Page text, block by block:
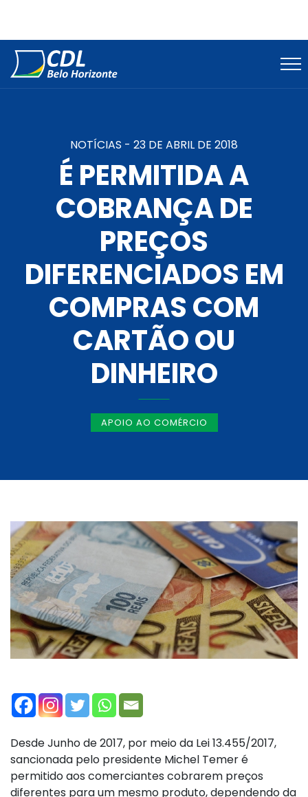
NOTÍCIAS - 23 DE ABRIL DE 2018
É PERMITIDA A
COBRANÇA DE
PREÇOS
DIFERENCIADOS EM
COMPRAS COM
CARTÃO OU
DINHEIRO
APOIO AO COMÉRCIO
Desde Junho de 2017, por meio da Lei 13.455/2017,
sancionada pelo presidente Michel Temer é
permitido aos comerciantes cobrarem preços
diferentes para um mesmo produto, dependendo da